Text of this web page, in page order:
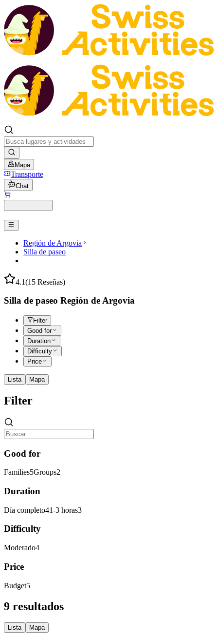
Mapa
Transporte
Chat
Región de Argovia
Silla de paseo
4.1(15 Reseñas)
Silla de paseo Región de Argovia
Filter
Good for
Duration
Difficulty
Price
Lista Mapa
Filter
Good for
Families5Groups2
Duration
Día completo41-3 horas3
Difficulty
Moderado4
Price
Budget5
9 resultados
Lista Mapa